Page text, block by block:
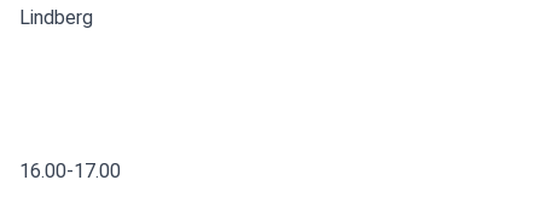
Lindberg
16.00-17.00